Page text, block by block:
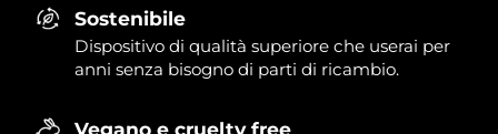
Sostenibile
Dispositivo di qualità superiore che userai per
anni senza bisogno di parti di ricambio.
Vegano e cruelty free